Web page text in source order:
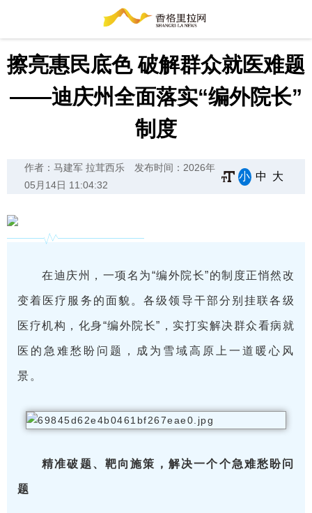
擦亮惠民底色 破解群众就医难题
——迪庆州全面落实“编外院长”
制度
作者：马建军 拉茸西乐
发布时间：2026年
05月14日 11:04:32
小 中 大
在迪庆州，一项名为“编外院长”的制度正悄然改
变着医疗服务的面貌。各级领导干部分别挂联各级
医疗机构，化身“编外院长”，实打实解决群众看病就
医的急难愁盼问题，成为雪域高原上一道暖心风
景。
精准破题、靶向施策，解决一个个急难愁盼问
题